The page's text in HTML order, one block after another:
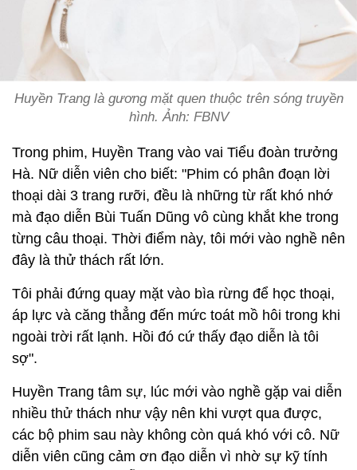
Huyền Trang là gương mặt quen thuộc trên sóng truyền
hình. Ảnh: FBNV
Trong phim, Huyền Trang vào vai Tiểu đoàn trưởng
Hà. Nữ diễn viên cho biết: "Phim có phân đoạn lời
thoại dài 3 trang rưỡi, đều là những từ rất khó nhớ
mà đạo diễn Bùi Tuấn Dũng vô cùng khắt khe trong
từng câu thoại. Thời điểm này, tôi mới vào nghề nên
đây là thử thách rất lớn.
Tôi phải đứng quay mặt vào bìa rừng để học thoại,
áp lực và căng thẳng đến mức toát mồ hôi trong khi
ngoài trời rất lạnh. Hồi đó cứ thấy đạo diễn là tôi
sợ".
Huyền Trang tâm sự, lúc mới vào nghề gặp vai diễn
nhiều thử thách như vậy nên khi vượt qua được,
các bộ phim sau này không còn quá khó với cô. Nữ
diễn viên cũng cảm ơn đạo diễn vì nhờ sự kỹ tính